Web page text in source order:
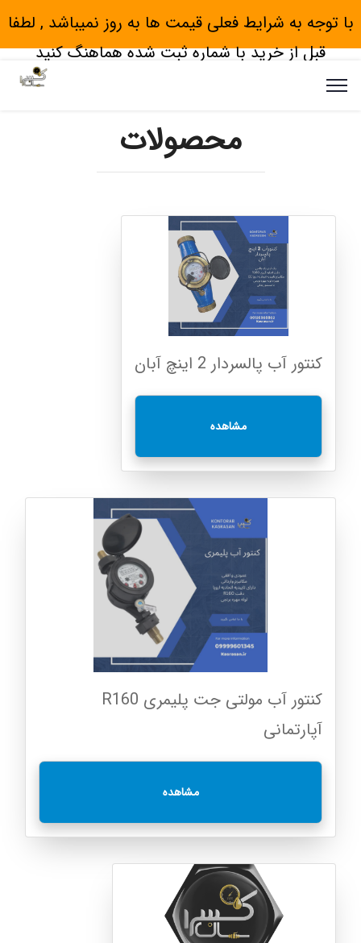
با توجه به شرایط فعلی قیمت ها به روز نمیباشد , لطفا
قبل از خرید با شماره ثبت شده هماهنگ کنید
محصولات
کنتور آب پالسردار 2 اینچ آبان
مشاهده
کنتور آب مولتی جت پلیمری R160
آپارتمانی
مشاهده